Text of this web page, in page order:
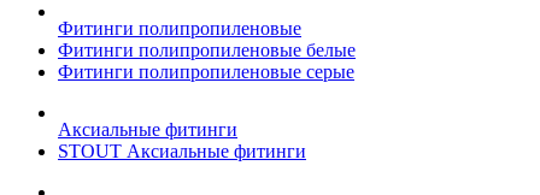
Фитинги полипропиленовые
Фитинги полипропиленовые белые
Фитинги полипропиленовые серые
Аксиальные фитинги
STOUT Аксиальные фитинги